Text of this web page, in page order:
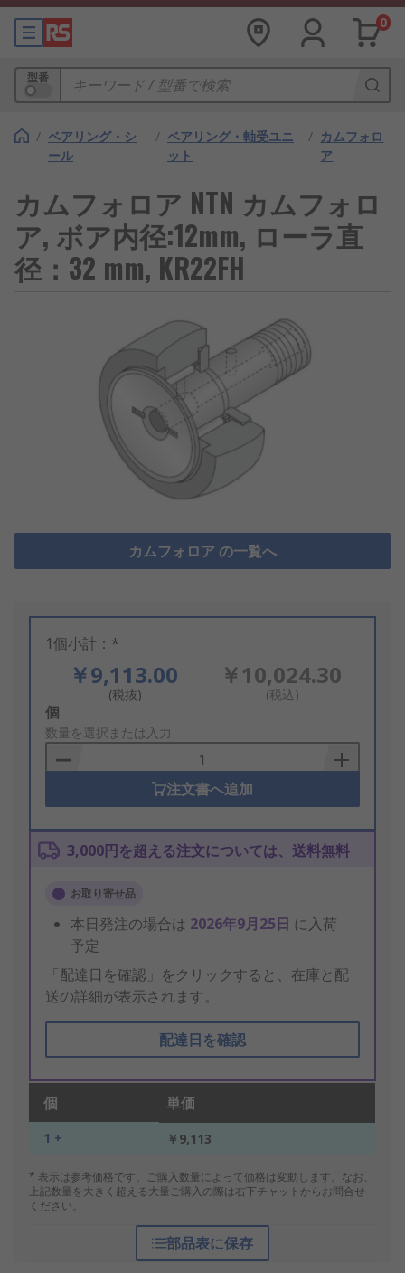
0
型番
/ ベアリング・シ
ール
/ ベアリング・軸受ユニ
ット
/ カムフォロ
ア
カムフォロア NTN カムフォロ
ア, ボア内径:12mm, ローラ直
径：32 mm, KR22FH
カムフォロア の一覧へ
1個小計：*
￥9,113.00
(税抜)
￥10,024.30
(税込)
Add
to
Basket
個
数量を選択または入力
注文書へ追加
3,000円を超える注文については、送料無料
お取り寄せ品
本日発注の場合は 2026年9月25日 に入荷
予定
「配達日を確認」をクリックすると、在庫と配
送の詳細が表示されます。
配達日を確認
個 単価
1 + ￥9,113
* 表示は参考価格です。ご購入数量によって価格は変動します。なお、
上記数量を大きく超える大量ご購入の際は右下チャットからお問合せ
ください。
部品表に保存